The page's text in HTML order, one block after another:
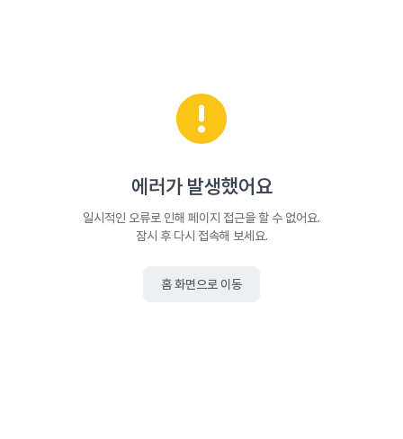
에러가 발생했어요
일시적인 오류로 인해 페이지 접근을 할 수 없어요.
잠시 후 다시 접속해 보세요.
홈 화면으로 이동